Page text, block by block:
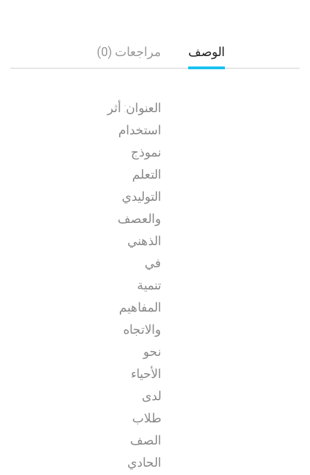
الوصف مراجعات (0)
العنوان: أثر
استخدام
نموذج
التعلم
التوليدي
والعصف
الذهني
في
تنمية
المفاهيم
والاتجاه
نحو
الأحياء
لدى
طلاب
الصف
الحادي